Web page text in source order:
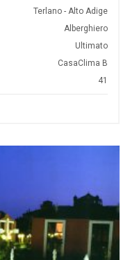
Terlano - Alto Adige
Alberghiero
Ultimato
CasaClima B
41